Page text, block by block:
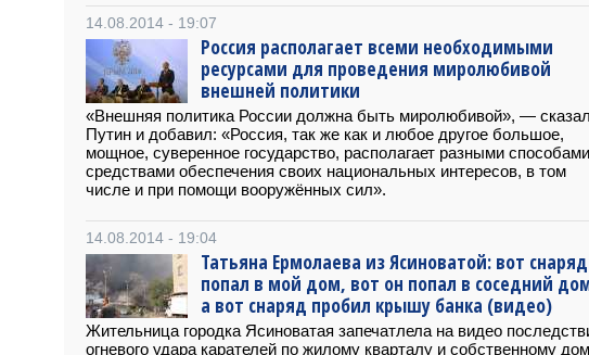
14.08.2014 - 19:07
Россия располагает всеми необходимыми
ресурсами для проведения миролюбивой
внешней политики
«Внешняя политика России должна быть миролюбивой», —
Путин и добавил: «Россия, так же как и любое другое большое,
мощное, суверенное государство, располагает разными
средствами обеспечения своих национальных интересов, в том
числе и при помощи вооружённых сил».
14.08.2014 - 19:04
Татьяна Ермолаева из Ясиноватой: вот снаряд
попал в мой дом, вот он попал в соседний
а вот снаряд пробил крышу банка (видео)
Жительница городка Ясиноватая запечатлела на видео
огневого удара карателей по жилому кварталу и собственному